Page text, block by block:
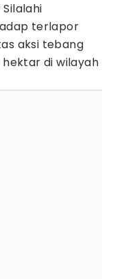
terlapor
aksi tebang
hektar di wilayah